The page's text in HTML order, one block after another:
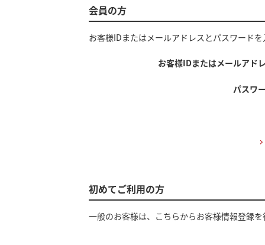
会員の方
お客様IDまたはメールアドレス とパスワード
お客様IDまたはメールアド
パスワ
初めてご利用の方
一般のお客様は、こちらからお客様情報登録